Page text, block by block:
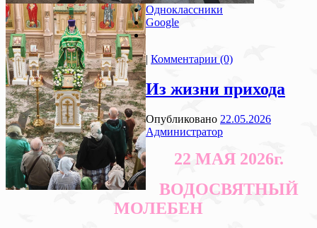
Одноклассники
Google
| Комментарии (0)
Из жизни прихода
Опубликовано 22.05.2026
Администратор
22 МАЯ 2026г.
ВОДОСВЯТНЫЙ
МОЛЕБЕН